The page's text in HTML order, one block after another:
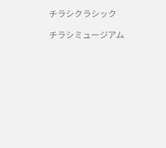
チラシクラシック
チラシミュージアム